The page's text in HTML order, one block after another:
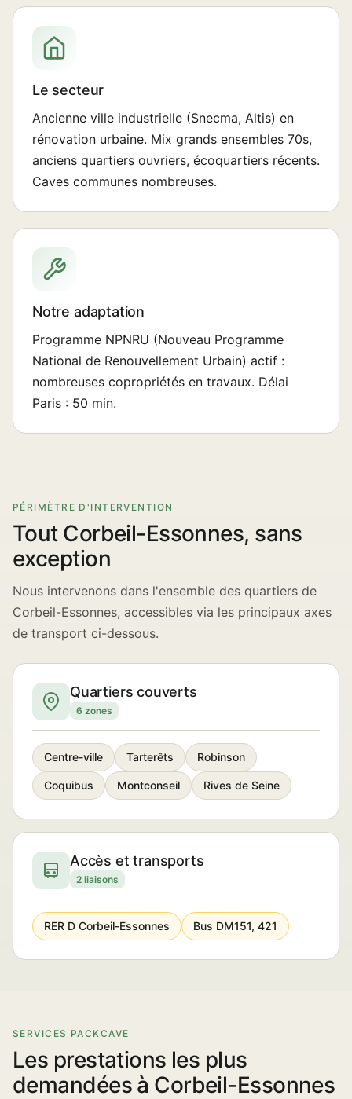
Le secteur
Ancienne ville industrielle (Snecma, Altis) en
rénovation urbaine. Mix grands ensembles 70s,
anciens quartiers ouvriers, écoquartiers récents.
Caves communes nombreuses.
Notre adaptation
Programme NPNRU (Nouveau Programme
National de Renouvellement Urbain) actif :
nombreuses copropriétés en travaux. Délai
Paris : 50 min.
PÉRIMÈTRE D'INTERVENTION
Tout Corbeil-Essonnes, sans
exception
Nous intervenons dans l'ensemble des quartiers de
Corbeil-Essonnes, accessibles via les principaux axes
de transport ci-dessous.
Quartiers couverts
6 zones
Centre-ville Tarterêts Robinson
Coquibus Montconseil Rives de Seine
Accès et transports
2 liaisons
RER D Corbeil-Essonnes Bus DM151, 421
SERVICES PACKCAVE
Les prestations les plus
demandées à Corbeil-Essonnes